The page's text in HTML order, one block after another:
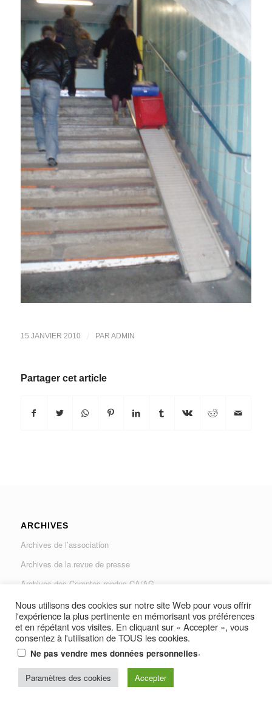
15 JANVIER 2010 / PAR ADMIN
Partager cet article
ARCHIVES
Archives de l’association
Archives de la revue de presse
Archives des Comptes rendus CA/AG
Archives du Journal « Traverse »
© Copyright -AUGAD - Association des Usagers de la Gare Les Arcs-
Draguignan et Vidauban-Resine Média Productions
Nous utilisons des cookies sur notre site Web pour vous offrir
l'expérience la plus pertinente en mémorisant vos préférences
et en répétant vos visites. En cliquant sur « Accepter », vous
consentez à l'utilisation de TOUS les cookies.
Ne pas vendre mes données personnelles.
Paramètres des cookies Accepter